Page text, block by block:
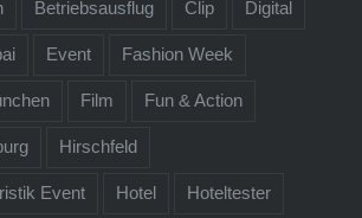
Betriebsausflug Clip Digital
Event Fashion Week
Film Fun & Action
Hirschfeld
Event Hotel Hoteltester